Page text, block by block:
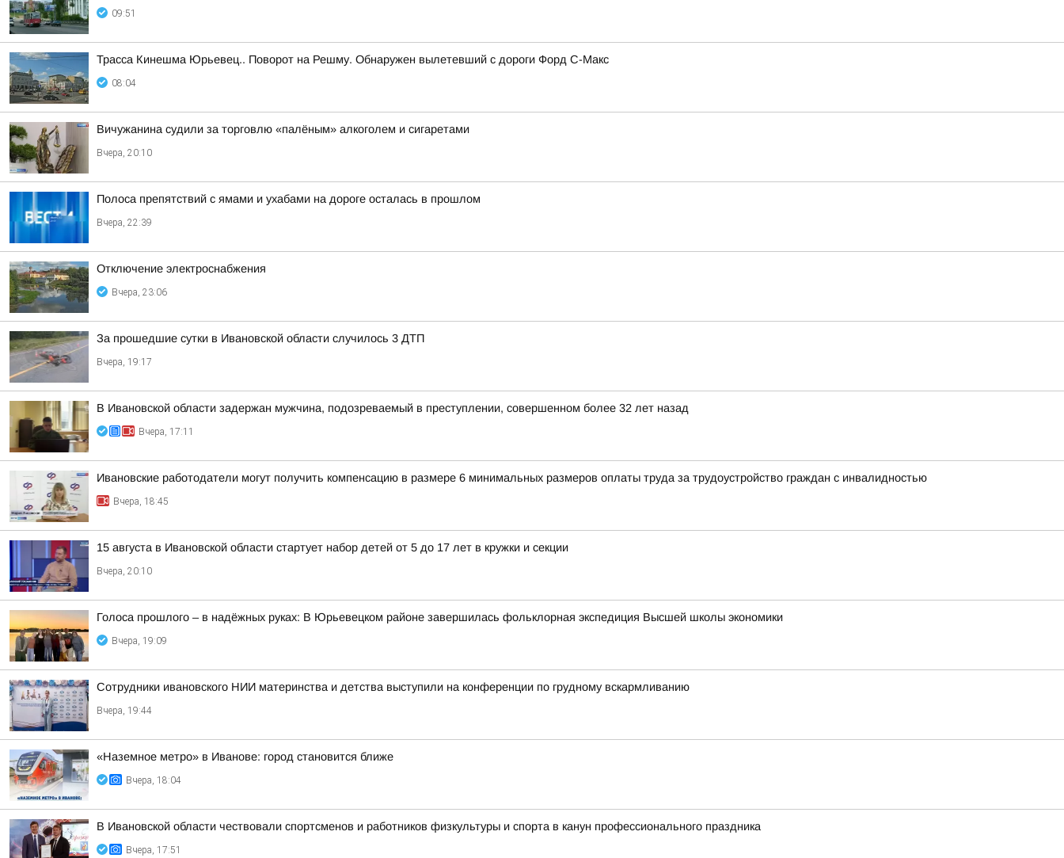
09:51
Трасса Кинешма Юрьевец.. Поворот на Решму. Обнаружен вылетевший с дороги Форд С-Макс
08:04
Вичужанина судили за торговлю «палёным» алкоголем и сигаретами
Вчера, 20:10
Полоса препятствий с ямами и ухабами на дороге осталась в прошлом
Вчера, 22:39
Отключение электроснабжения
Вчера, 23:06
За прошедшие сутки в Ивановской области случилось 3 ДТП
Вчера, 19:17
В Ивановской области задержан мужчина, подозреваемый в преступлении, совершенном более 32 лет назад
Вчера, 17:11
Ивановские работодатели могут получить компенсацию в размере 6 минимальных размеров оплаты труда за трудоустройство граждан с инвалидностью
Вчера, 18:45
15 августа в Ивановской области стартует набор детей от 5 до 17 лет в кружки и секции
Вчера, 20:10
Голоса прошлого – в надёжных руках: В Юрьевецком районе завершилась фольклорная экспедиция Высшей школы экономики
Вчера, 19:09
Сотрудники ивановского НИИ материнства и детства выступили на конференции по грудному вскармливанию
Вчера, 19:44
«Наземное метро» в Иванове: город становится ближе
Вчера, 18:04
В Ивановской области чествовали спортсменов и работников физкультуры и спорта в канун профессионального праздника
Вчера, 17:51